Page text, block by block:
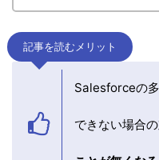
記事を読むメリット
Salesforceの
できない場合